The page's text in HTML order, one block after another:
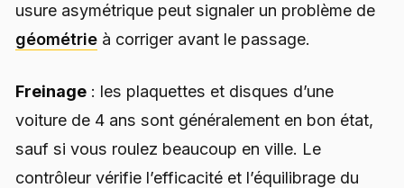
usure asymétrique peut signaler un problème de
géométrie à corriger avant le passage.
Freinage : les plaquettes et disques d’une
voiture de 4 ans sont généralement en bon état,
sauf si vous roulez beaucoup en ville. Le
contrôleur vérifie l’efficacité et l’équilibrage du